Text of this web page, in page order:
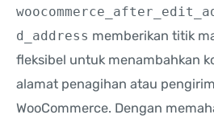
d_address memberikan titik
fleksibel untuk menambahkan
alamat penagihan atau
WooCommerce. Dengan